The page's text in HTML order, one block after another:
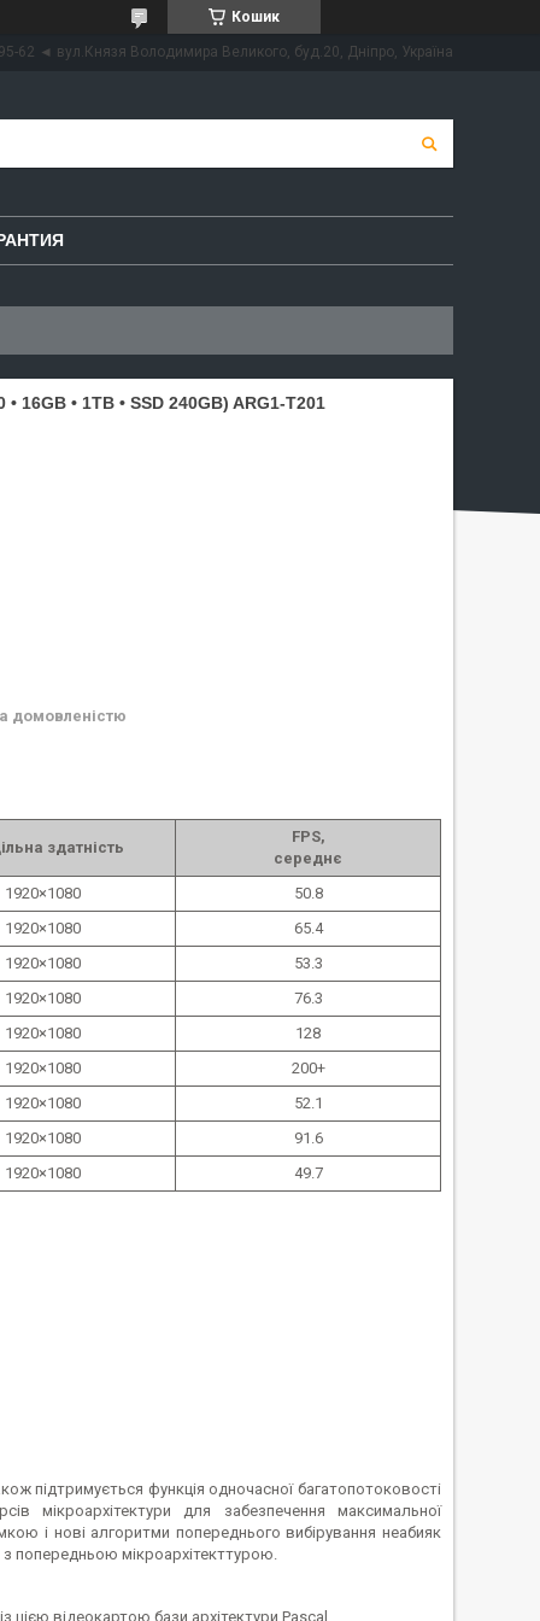
Кошик
62 ◄ вул.Князя Володимира Великого, буд.20, Дніпро, Україна
16GB • 1TB • SSD 240GB) ARG1-T201
домовленістю
здатність
FPS,
середнє
1920×1080
50.8
1920×1080
65.4
1920×1080
53.3
1920×1080
76.3
1920×1080
128
1920×1080
200+
1920×1080
52.1
1920×1080
91.6
1920×1080
49.7
підтримується функція одночасної багатопотоковості
мікроархітектури для забезпечення максимальної
і нові алгоритми попереднього вибірування неабияк
попередньою мікроархітекттурою.
відеокартою бази архітектури Pascal.